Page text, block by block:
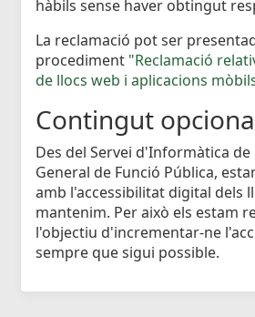
hàbils sense haver obtingut
La reclamació pot ser
procediment "Reclamació
de llocs web i aplicacions
Contingut
Des del Servei d'Informàtica de
General de Funció Pública,
amb l'accessibilitat digital dels
mantenim. Per això els estam
l'objectiu d'incrementar-ne
sempre que sigui possible.